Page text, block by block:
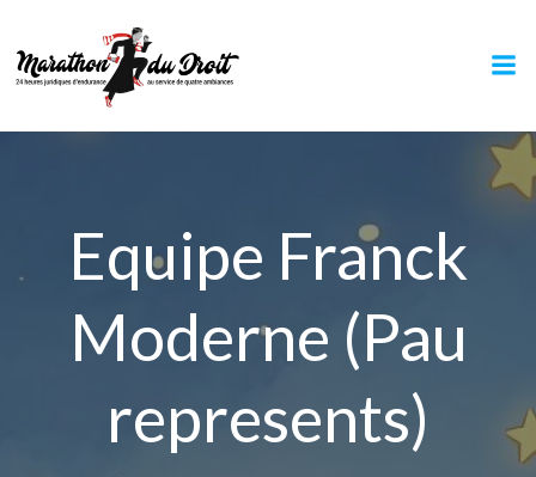
Equipe Franck
Moderne (Pau
represents)